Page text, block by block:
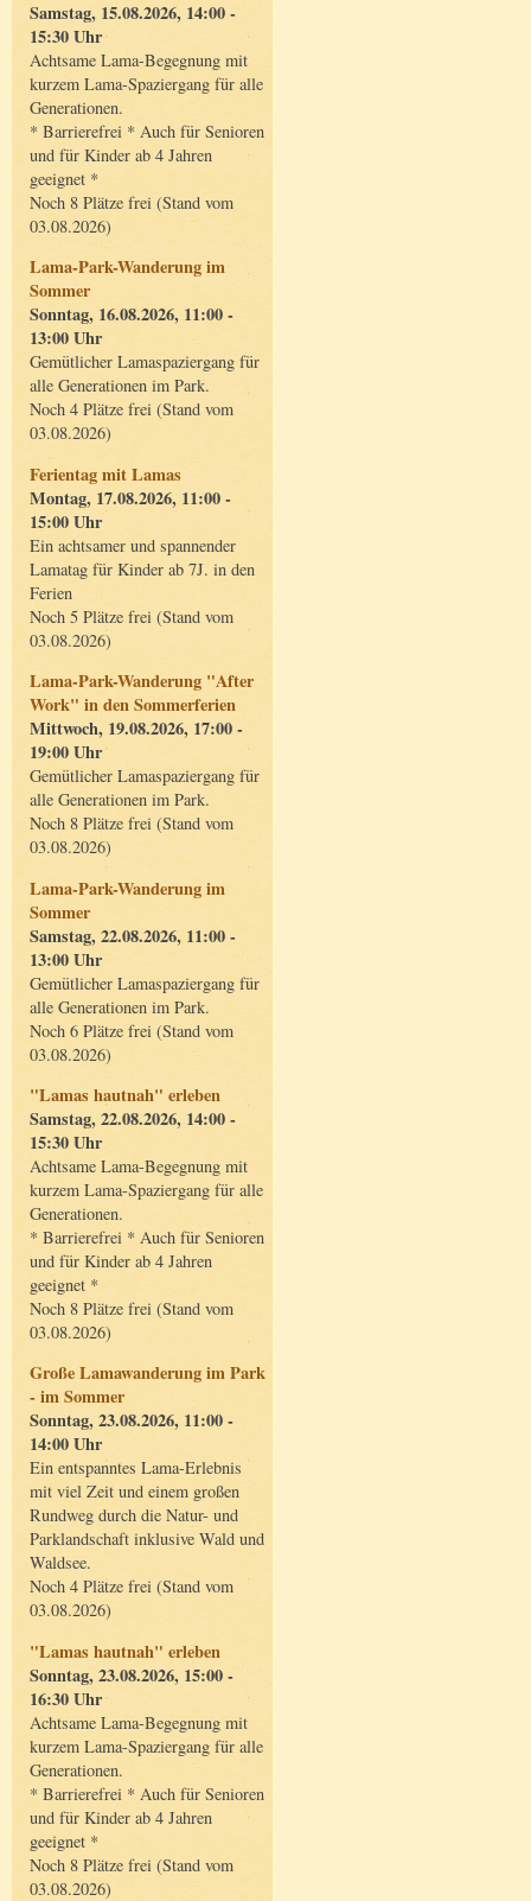
Samstag, 15.08.2026, 14:00 -
15:30 Uhr
Achtsame Lama-Begegnung mit
kurzem Lama-Spaziergang für alle
Generationen.
* Barrierefrei * Auch für Senioren
und für Kinder ab 4 Jahren
geeignet *
Noch 8 Plätze frei (Stand vom
03.08.2026)
Lama-Park-Wanderung im
Sommer
Sonntag, 16.08.2026, 11:00 -
13:00 Uhr
Gemütlicher Lamaspaziergang für
alle Generationen im Park.
Noch 4 Plätze frei (Stand vom
03.08.2026)
Ferientag mit Lamas
Montag, 17.08.2026, 11:00 -
15:00 Uhr
Ein achtsamer und spannender
Lamatag für Kinder ab 7J. in den
Ferien
Noch 5 Plätze frei (Stand vom
03.08.2026)
Lama-Park-Wanderung "After
Work" in den Sommerferien
Mittwoch, 19.08.2026, 17:00 -
19:00 Uhr
Gemütlicher Lamaspaziergang für
alle Generationen im Park.
Noch 8 Plätze frei (Stand vom
03.08.2026)
Lama-Park-Wanderung im
Sommer
Samstag, 22.08.2026, 11:00 -
13:00 Uhr
Gemütlicher Lamaspaziergang für
alle Generationen im Park.
Noch 6 Plätze frei (Stand vom
03.08.2026)
"Lamas hautnah" erleben
Samstag, 22.08.2026, 14:00 -
15:30 Uhr
Achtsame Lama-Begegnung mit
kurzem Lama-Spaziergang für alle
Generationen.
* Barrierefrei * Auch für Senioren
und für Kinder ab 4 Jahren
geeignet *
Noch 8 Plätze frei (Stand vom
03.08.2026)
Große Lamawanderung im Park
- im Sommer
Sonntag, 23.08.2026, 11:00 -
14:00 Uhr
Ein entspanntes Lama-Erlebnis
mit viel Zeit und einem großen
Rundweg durch die Natur- und
Parklandschaft inklusive Wald und
Waldsee.
Noch 4 Plätze frei (Stand vom
03.08.2026)
"Lamas hautnah" erleben
Sonntag, 23.08.2026, 15:00 -
16:30 Uhr
Achtsame Lama-Begegnung mit
kurzem Lama-Spaziergang für alle
Generationen.
* Barrierefrei * Auch für Senioren
und für Kinder ab 4 Jahren
geeignet *
Noch 8 Plätze frei (Stand vom
03.08.2026)